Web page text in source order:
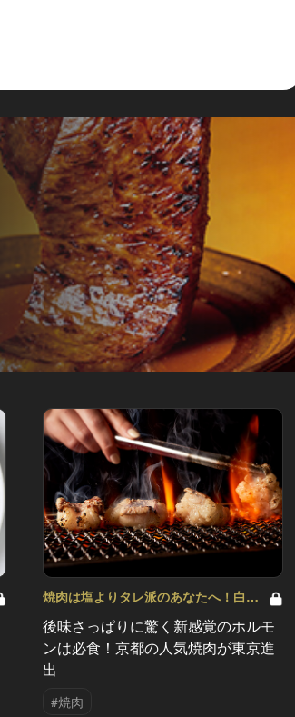
焼肉は塩よりタレ派のあなたへ！白米
が欲しくなる！ Vol.2
後味さっぱりに驚く新感覚のホルモ
ンは必食！京都の人気焼肉が東京進
出
#焼肉